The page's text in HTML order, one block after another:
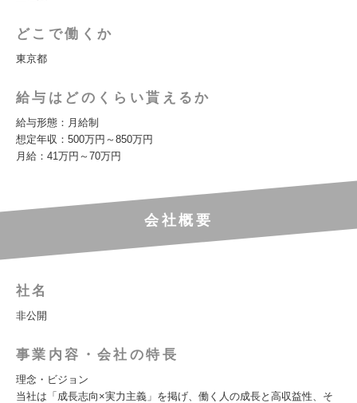
どこで働くか
東京都
給与はどのくらい貰えるか
給与形態：月給制
想定年収：500万円～850万円
月給：41万円～70万円
会社概要
社名
非公開
事業内容・会社の特長
理念・ビジョン
当社は「成長志向×実力主義」を掲げ、働く人の成長と高収益性、そ